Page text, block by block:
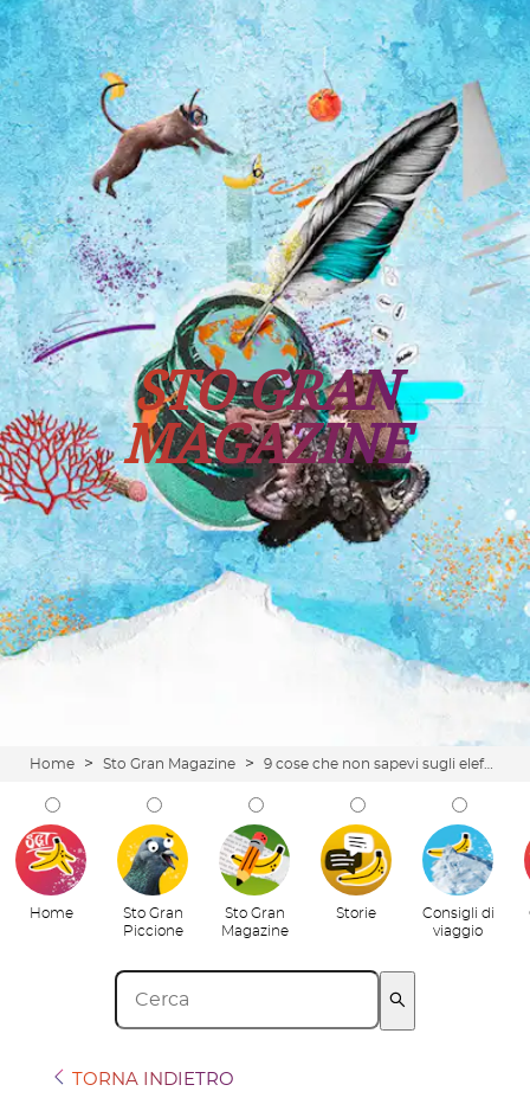
Tutti i viaggi Prossime partenze
STO GRAN
MAGAZINE
Home > Sto Gran Magazine > 9 cose che non sapevi sugli elefanti
Home
Sto Gran
Piccione
Sto Gran
Magazine
Storie
Consigli di
viaggio
TORNA INDIETRO